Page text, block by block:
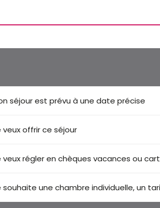
séjour est prévu à une date précise
veux offrir ce séjour
veux régler en chèques vacances ou
souhaite une chambre individuelle, un